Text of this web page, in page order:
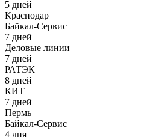
5 дней
Краснодар
Байкал-Сервис
7 дней
Деловые линии
7 дней
РАТЭК
8 дней
КИТ
7 дней
Пермь
Байкал-Сервис
4 дня